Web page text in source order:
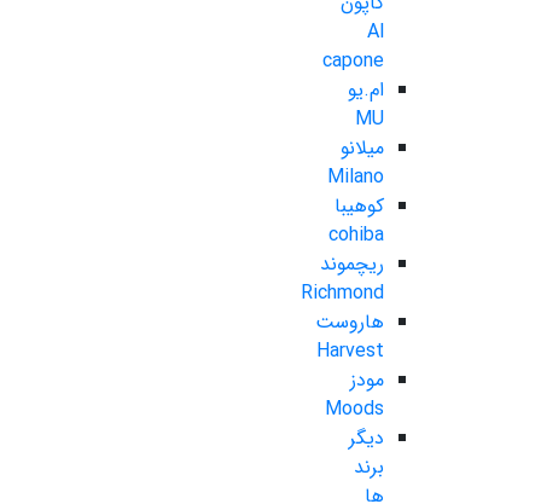
Al
capone
ام.یو
MU
میلانو
Milano
کوهیبا
cohiba
ریچموند
Richmond
هاروست
Harvest
مودز
Moods
دیگر
برند
ها